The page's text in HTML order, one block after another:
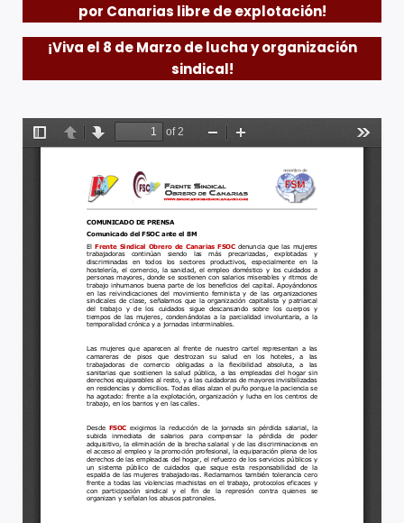
por Canarias libre de explotación!
¡Viva el 8 de Marzo de lucha y organización
sindical!